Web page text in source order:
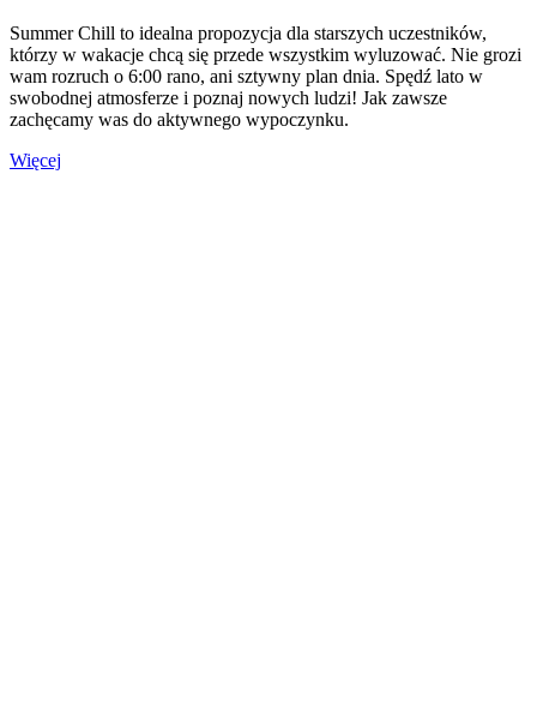
Summer Chill to idealna propozycja dla starszych uczestników,
którzy w wakacje chcą się przede wszystkim wyluzować. Nie grozi
wam rozruch o 6:00 rano, ani sztywny plan dnia. Spędź lato w
swobodnej atmosferze i poznaj nowych ludzi! Jak zawsze
zachęcamy was do aktywnego wypoczynku.
Więcej